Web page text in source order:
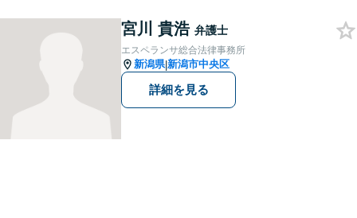
を目指します。まずはお気軽
にご相談を！【著書多数！】
宮川 貴浩 弁護士
エスペランサ総合法律事務所
新潟県|新潟市中央区
詳細を見る